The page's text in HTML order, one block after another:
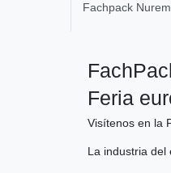
Fachpack
Feria
Visítenos en la
La industria del